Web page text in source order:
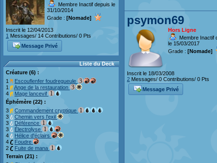
Membre Inactif depuis le
31/10/2014
Grade : [Nomade]
Inscrit le 12/04/2013
1 Messages/ 14 Contributions/ 0 Pts
Message Privé
Liste du Deck
Créature (6) :
1
Escouflenfer foudregueule
1
Ange de la restauration
4
Mage lancevif
Éphémère (22) :
3
Commandement cryptique
3
Chemin vers l'exil
3
Déférence
3
Électrolyse
4
Hélice d'éclairs
4
Foudre
2
Fuite de mana
Terrain (21) :
psymon69
Hors Ligne
Membre Inactif
le 15/03/2017
Grade : [Nomade]
Inscrit le 18/03/2008
2 Messages/ 0 Contributions/ 0 Pts
Message Privé